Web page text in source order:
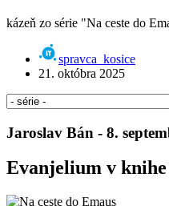
kázeň zo série "Na ceste do
spravca_kosice
21. októbra 2025
Jaroslav Bán - 8.
Evanjelium v